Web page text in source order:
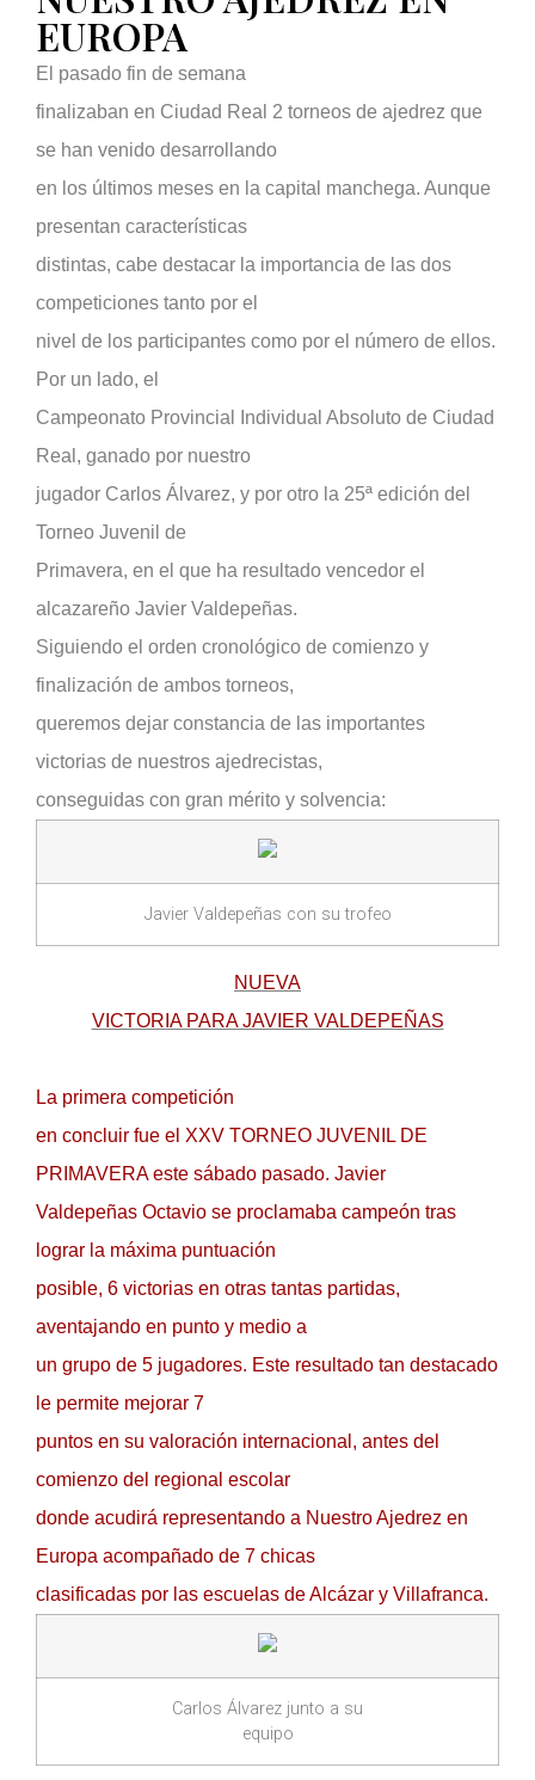
EUROPA
El pasado fin de semana
finalizaban en Ciudad Real 2 torneos de ajedrez que
se han venido desarrollando
en los últimos meses en la capital manchega. Aunque
presentan características
distintas, cabe destacar la importancia de las dos
competiciones tanto por el
nivel de los participantes como por el número de ellos.
Por un lado, el
Campeonato Provincial Individual Absoluto de Ciudad
Real, ganado por nuestro
jugador Carlos Álvarez, y por otro la 25ª edición del
Torneo Juvenil de
Primavera, en el que ha resultado vencedor el
alcazareño Javier Valdepeñas.
Siguiendo el orden cronológico de comienzo y
finalización de ambos torneos,
queremos dejar constancia de las importantes
victorias de nuestros ajedrecistas,
conseguidas con gran mérito y solvencia:
Javier Valdepeñas con su trofeo
NUEVA
VICTORIA PARA JAVIER VALDEPEÑAS
La primera competición
en concluir fue el XXV TORNEO JUVENIL DE
PRIMAVERA este sábado pasado. Javier
Valdepeñas Octavio se proclamaba campeón tras
lograr la máxima puntuación
posible, 6 victorias en otras tantas partidas,
aventajando en punto y medio a
un grupo de 5 jugadores. Este resultado tan destacado
le permite mejorar 7
puntos en su valoración internacional, antes del
comienzo del regional escolar
donde acudirá representando a Nuestro Ajedrez en
Europa acompañado de 7 chicas
clasificadas por las escuelas de Alcázar y Villafranca.
Carlos Álvarez junto a su
equipo